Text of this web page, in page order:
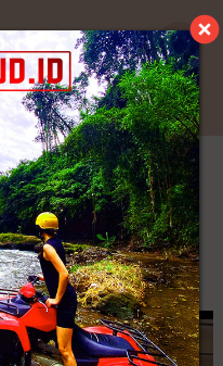
Kebaya